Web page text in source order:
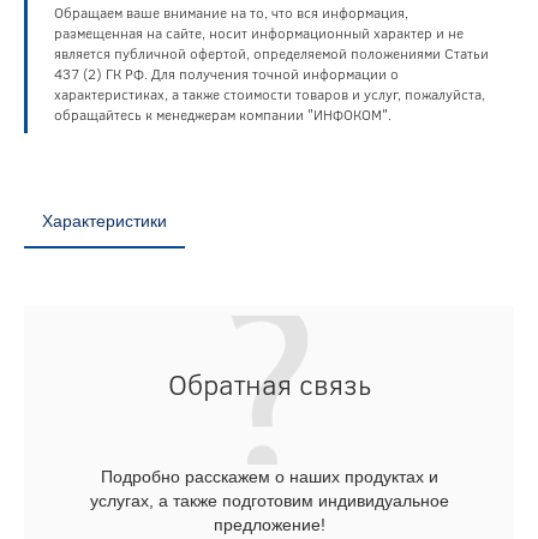
Обращаем ваше внимание на то, что вся информация,
размещенная на сайте, носит информационный характер и не
является публичной офертой, определяемой положениями Статьи
437 (2) ГК РФ. Для получения точной информации о
характеристиках, а также стоимости товаров и услуг, пожалуйста,
обращайтесь к менеджерам компании "ИНФОКОМ".
Характеристики
Обратная связь
Подробно расскажем о наших продуктах и
услугах, а также подготовим индивидуальное
предложение!